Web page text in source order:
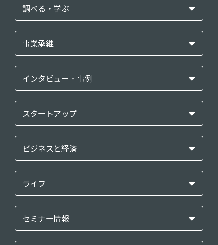
調べる・学ぶ
事業承継
インタビュー・事例
スタートアップ
ビジネスと経済
ライフ
セミナー情報